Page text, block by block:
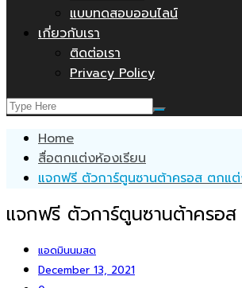
แบบทดสอบออนไลน์
เกี่ยวกับเรา
ติดต่อเรา
Privacy Policy
Home
สื่อตกแต่งห้องเรียน
แจกฟรี ตัวการ์ตูนซานต้าครอส ตกแ
แจกฟรี ตัวการ์ตูนซานต้าครอ
แอดมินนมสด
December 13, 2021